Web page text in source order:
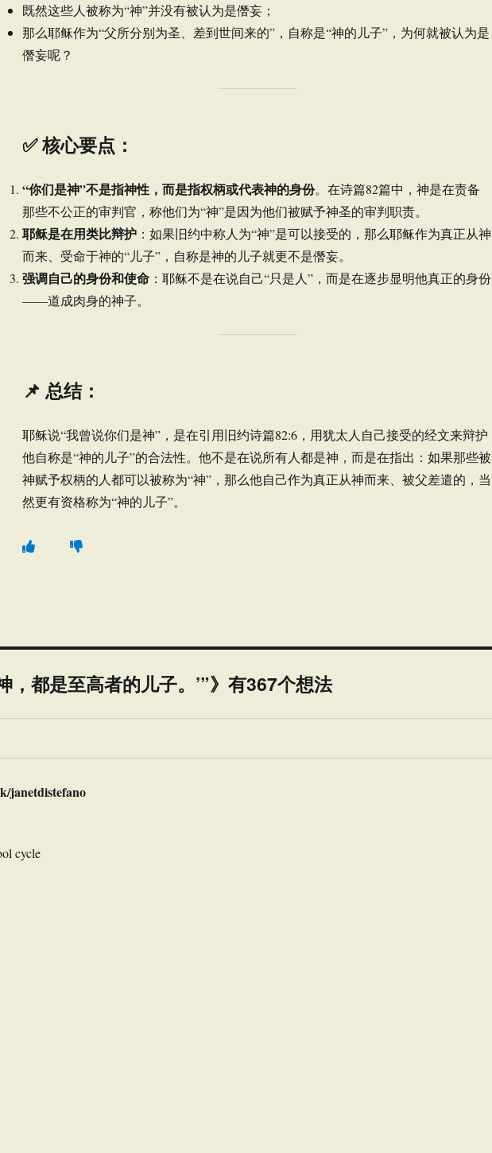
既然这些人被称为“神”并没有被认为是僭妄；
那么耶稣作为“父所分别为圣、差到世间来的”，自称是“神的儿子”，为何就被认为是
僭妄呢？
✅ 核心要点：
“你们是神”不是指神性，而是指权柄或代表神的身份。在诗篇82篇中，神是在责备
那些不公正的审判官，称他们为“神”是因为他们被赋予神圣的审判职责。
耶稣是在用类比辩护：如果旧约中称人为“神”是可以接受的，那么耶稣作为真正从神
而来、受命于神的“儿子”，自称是神的儿子就更不是僭妄。
强调自己的身份和使命：耶稣不是在说自己“只是人”，而是在逐步显明他真正的身份
——道成肉身的神子。
📌 总结：
耶稣说“我曾说你们是神”，是在引用旧约诗篇82:6，用犹太人自己接受的经文来辩护
他自称是“神的儿子”的合法性。他不是在说所有人都是神，而是在指出：如果那些被
神赋予权柄的人都可以被称为“神”，那么他自己作为真正从神而来、被父差遣的，当
然更有资格称为“神的儿子”。
，都是至高者的儿子。’”》有367个想法
janetdistefano
cycle